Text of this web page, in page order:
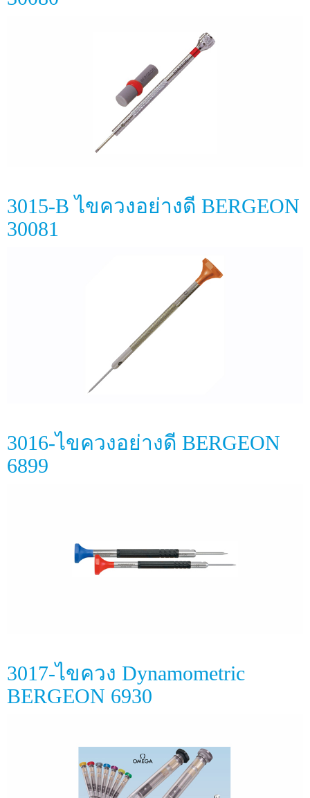
3015-B ไขควงอย่างดี BERGEON
30081
3016-ไขควงอย่างดี BERGEON
6899
3017-ไขควง Dynamometric
BERGEON 6930